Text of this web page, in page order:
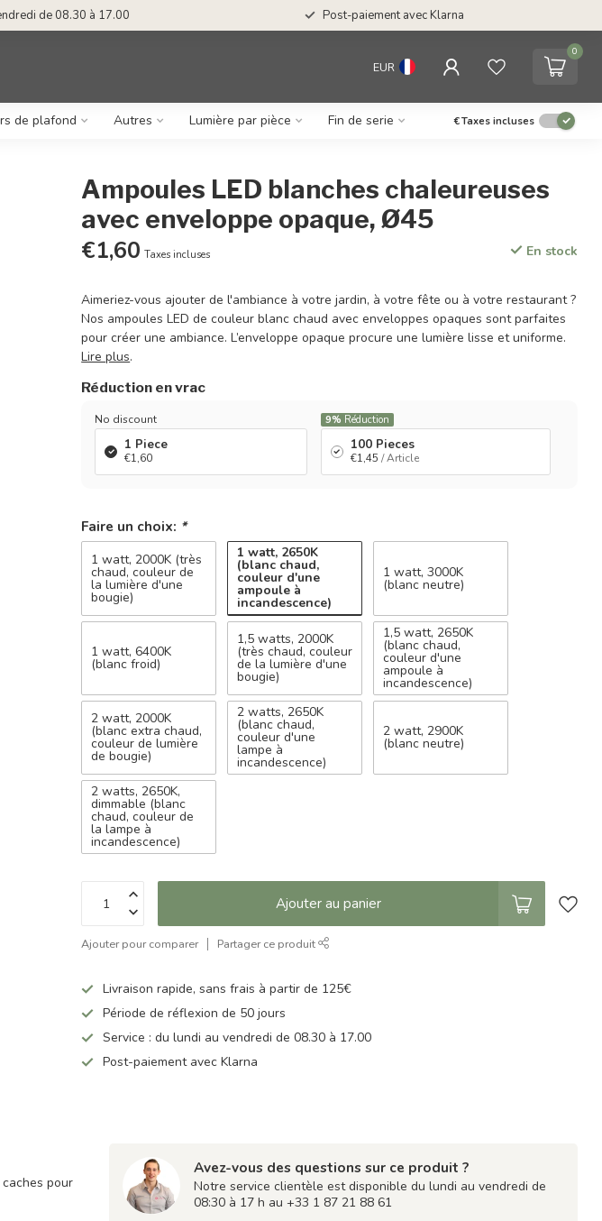
de 08.30 à 17.00 Post-paiement avec Klarna
EUR
0
de plafond Autres Lumière par pièce Fin de serie €Taxes incluses
Ampoules LED blanches chaleureuses
avec enveloppe opaque, Ø45
€1,60 Taxes incluses En stock
Aimeriez-vous ajouter de l'ambiance à votre jardin, à votre fête ou à votre restaurant ?
Nos ampoules LED de couleur blanc chaud avec enveloppes opaques sont parfaites
pour créer une ambiance. L’enveloppe opaque procure une lumière lisse et uniforme.
Lire plus.
Réduction en vrac
No discount
1 Piece
€1,60
9% Réduction
100 Pieces
€1,45 / Article
Faire un choix: *
1 watt, 2000K (très
chaud, couleur de
la lumière d'une
bougie)
1 watt, 2650K
(blanc chaud,
couleur d'une
ampoule à
incandescence)
1 watt, 3000K
(blanc neutre)
1 watt, 6400K
(blanc froid)
1,5 watts, 2000K
(très chaud, couleur
de la lumière d'une
bougie)
1,5 watt, 2650K
(blanc chaud,
couleur d'une
ampoule à
incandescence)
2 watt, 2000K
(blanc extra chaud,
couleur de lumière
de bougie)
2 watts, 2650K
(blanc chaud,
couleur d'une
lampe à
incandescence)
2 watt, 2900K
(blanc neutre)
2 watts, 2650K,
dimmable (blanc
chaud, couleur de
la lampe à
incandescence)
Ajouter au panier
Ajouter pour comparer Partager ce produit
Livraison rapide, sans frais à partir de 125€
Période de réflexion de 50 jours
Service : du lundi au vendredi de 08.30 à 17.00
Post-paiement avec Klarna
pour
Avez-vous des questions sur ce produit ?
Notre service clientèle est disponible du lundi au vendredi de
08:30 à 17 h au +33 1 87 21 88 61